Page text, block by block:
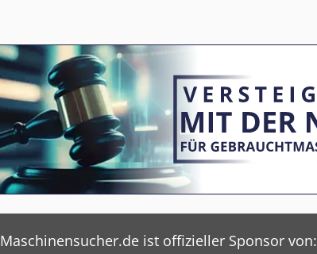
Maschinensucher.de ist offizieller Sponsor von: